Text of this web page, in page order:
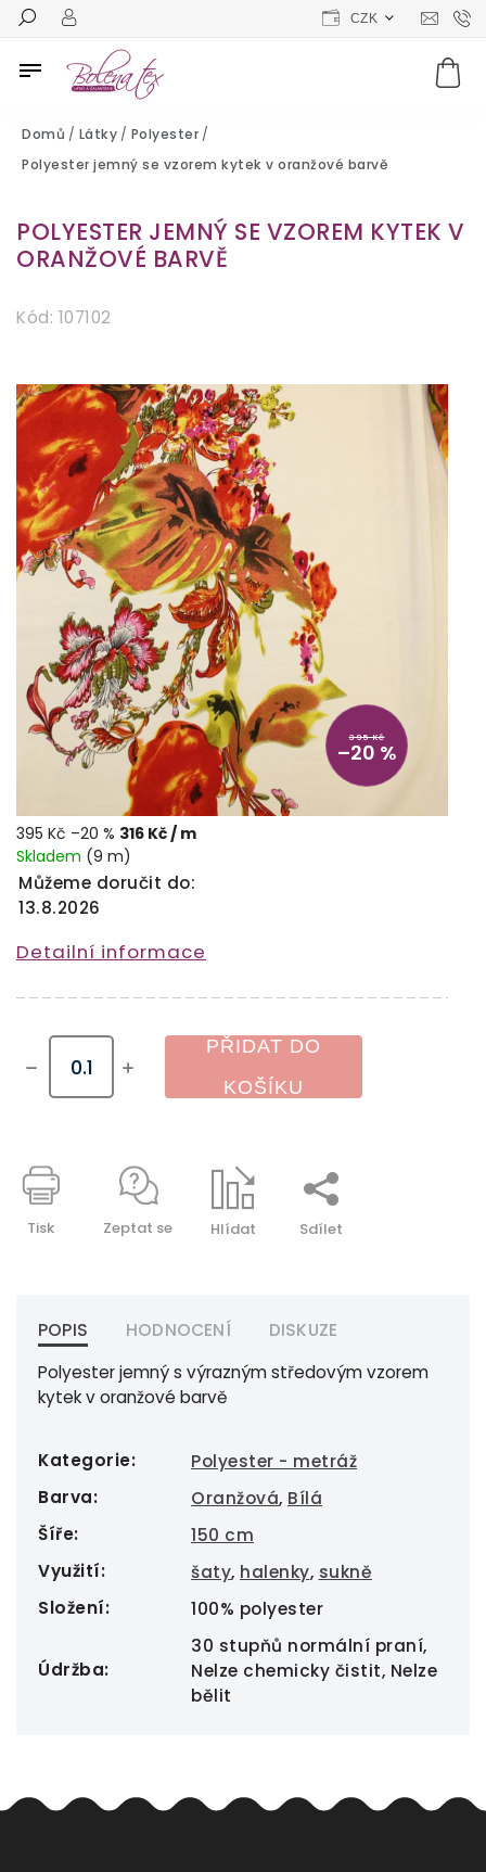
CZK
Domů / Látky / Polyester /
Polyester jemný se vzorem kytek v oranžové barvě
POLYESTER JEMNÝ SE VZOREM KYTEK V
ORANŽOVÉ BARVĚ
Kód: 107102
395 Kč
–20 %
395 Kč –20 % 316 Kč/ m
Skladem (9 m)
Můžeme doručit do:
13.8.2026
PŘIDAT DO
KOŠÍKU
Detailní informace
Tisk Zeptat se Hlídat Sdílet
POPIS HODNOCENÍ
DISKUZE
Polyester jemný s výrazným středovým vzorem
kytek v oranžové barvě
Kategorie:
Polyester - metráž
Barva: Oranžová, Bílá
Šíře:
150 cm
Využití: šaty, halenky, sukně
Složení: 100% polyester
Údržba:
30 stupňů normální praní,
Nelze chemicky čistit, Nelze
bělit